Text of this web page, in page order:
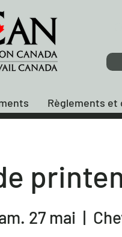
Règlements et
27 mai
  |